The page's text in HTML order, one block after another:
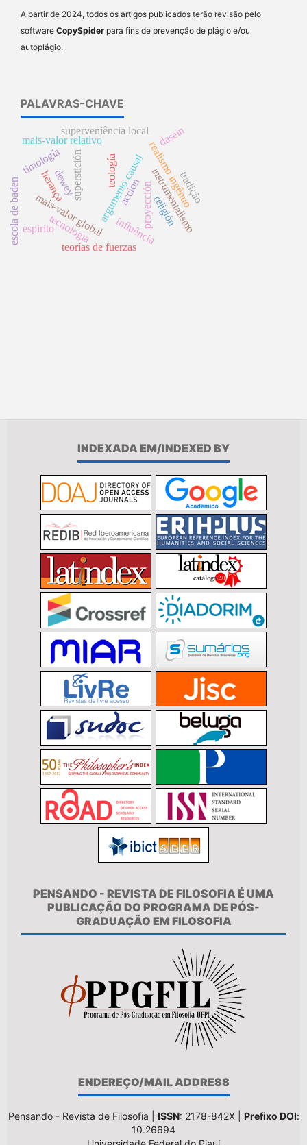
A partir de 2024, todos os artigos publicados terão revisão pelo
software CopySpider para fins de prevenção de plágio e/ou
autoplágio.
PALAVRAS-CHAVE
argumento causal
superstición
proyección
mais-valor global
mais-valor relativo
superveniência local
religión
realismo ingênuo
tecnología instrumentalismo
dewey teología
espirito influência
escola de baden
dasein
herança tradição
timología
teorías de fuerzas
acción
INDEXADA EM/INDEXED BY
PENSANDO - REVISTA DE FILOSOFIA É UMA
PUBLICAÇÃO DO PROGRAMA DE PÓS-
GRADUAÇÃO EM FILOSOFIA
ENDEREÇO/MAIL ADDRESS
Pensando - Revista de Filosofia | ISSN: 2178-842X | Prefixo DOI:
10.26694